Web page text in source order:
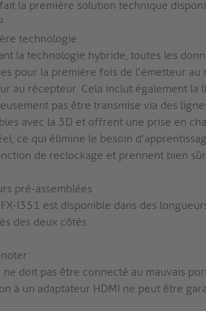
la première solution technique
technologie
la technologie hybride, toutes les
pour la première fois de l'émetteur
au récepteur. Cela inclut également
pas être transmise via des
avec la 3D et offrent une prise en
ce qui élimine le besoin
de reclockage et prennent bien
pré-assemblées
FX-I351 est disponible dans des
des deux côtés.
ne doit pas être connecté au mauvais
à un adaptateur HDMI ne peut être